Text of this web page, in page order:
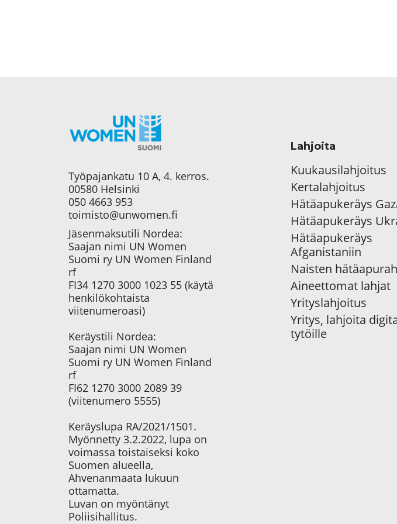
Työpajankatu 10 A, 4. kerros.
00580 Helsinki
050 4663 953
toimisto@unwomen.fi
Jäsenmaksutili Nordea:
Saajan nimi UN Women
Suomi ry UN Women Finland
rf
FI34 1270 3000 1023 55 (käytä
henkilökohtaista
viitenumeroasi)
Keräystili Nordea:
Saajan nimi UN Women
Suomi ry UN Women Finland
rf
FI62 1270 3000 2089 39
(viitenumero 5555)
Keräyslupa RA/2021/1501.
Myönnetty 3.2.2022, lupa on
voimassa toistaiseksi koko
Suomen alueella,
Ahvenanmaata lukuun
ottamatta.
Luvan on myöntänyt
Poliisihallitus.
Lahjoita
Kuukausilahjoitus
Kertalahjoitus
Hätäapukeräys
Hätäapukeräys
Hätäapukeräys
Afganistaniin
Naisten
Aineettomat lahjat
Yrityslahjoitus
Yritys, lahjoita
tytöille